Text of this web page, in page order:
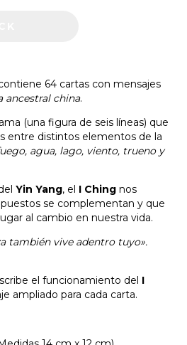
64 cartas con mensajes
ancestral china.
(una figura de seis líneas) que
entre distintos elementos de la
agua, lago, viento, trueno y
Yin Yang, el I Ching nos
se complementan y que
al cambio en nuestra vida.
también vive adentro tuyo».
el funcionamiento del I
ampliado para cada carta.